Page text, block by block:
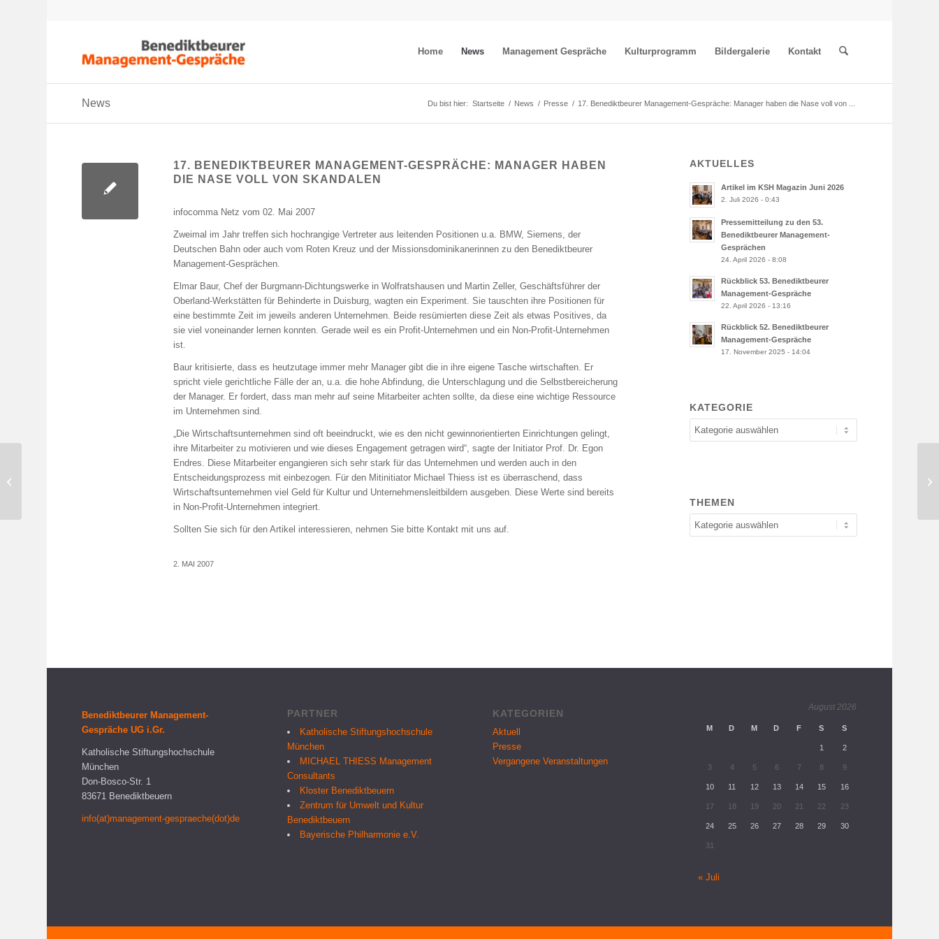
Home News Management Gespräche Kulturprogramm Bildergalerie Kontakt
News Du bist hier: Startseite / News / Presse / 17. Benediktbeurer Management-Gespräche: Manager haben die Nase voll von ...
17. BENEDIKTBEURER MANAGEMENT-GESPRÄCHE: MANAGER HABEN
DIE NASE VOLL VON SKANDALEN
infocomma Netz vom 02. Mai 2007
Zweimal im Jahr treffen sich hochrangige Vertreter aus leitenden Positionen u.a. BMW, Siemens, der
Deutschen Bahn oder auch vom Roten Kreuz und der Missionsdominikanerinnen zu den Benediktbeurer
Management-Gesprächen.
Elmar Baur, Chef der Burgmann-Dichtungswerke in Wolfratshausen und Martin Zeller, Geschäftsführer der
Oberland-Werkstätten für Behinderte in Duisburg, wagten ein Experiment. Sie tauschten ihre Positionen für
eine bestimmte Zeit im jeweils anderen Unternehmen. Beide resümierten diese Zeit als etwas Positives, da
sie viel voneinander lernen konnten. Gerade weil es ein Profit-Unternehmen und ein Non-Profit-Unternehmen
ist.
Baur kritisierte, dass es heutzutage immer mehr Manager gibt die in ihre eigene Tasche wirtschaften. Er
spricht viele gerichtliche Fälle der an, u.a. die hohe Abfindung, die Unterschlagung und die Selbstbereicherung
der Manager. Er fordert, dass man mehr auf seine Mitarbeiter achten sollte, da diese eine wichtige Ressource
im Unternehmen sind.
„Die Wirtschaftsunternehmen sind oft beeindruckt, wie es den nicht gewinnorientierten Einrichtungen gelingt,
ihre Mitarbeiter zu motivieren und wie dieses Engagement getragen wird“, sagte der Initiator Prof. Dr. Egon
Endres. Diese Mitarbeiter engangieren sich sehr stark für das Unternehmen und werden auch in den
Entscheidungsprozess mit einbezogen. Für den Mitinitiator Michael Thiess ist es überraschend, dass
Wirtschaftsunternehmen viel Geld für Kultur und Unternehmensleitbildern ausgeben. Diese Werte sind bereits
in Non-Profit-Unternehmen integriert.
Sollten Sie sich für den Artikel interessieren, nehmen Sie bitte Kontakt mit uns auf.
2. MAI 2007
AKTUELLES
Artikel im KSH Magazin Juni 2026
2. Juli 2026 - 0:43
Pressemitteilung zu den 53.
Benediktbeurer Management-
Gesprächen
24. April 2026 - 8:08
Rückblick 53. Benediktbeurer
Management-Gespräche
22. April 2026 - 13:16
Rückblick 52. Benediktbeurer
Management-Gespräche
17. November 2025 - 14:04
KATEGORIE
Kategorie
THEMEN
Themen
Benediktbeurer Management-
Gespräche UG i.Gr.
Katholische Stiftungshochschule
München
Don-Bosco-Str. 1
83671 Benediktbeuern
info(at)management-gespraeche(dot)de
PARTNER
Katholische Stiftungshochschule
München
MICHAEL THIESS Management
Consultants
Kloster Benediktbeuern
Zentrum für Umwelt und Kultur
Benediktbeuern
Bayerische Philharmonie e.V.
KATEGORIEN
Aktuell
Presse
Vergangene Veranstaltungen
August 2026
M D M D F S S
1 2
3 4 5 6 7 8 9
10 11 12 13 14 15 16
17 18 19 20 21 22 23
24 25 26 27 28 29 30
31
« Juli